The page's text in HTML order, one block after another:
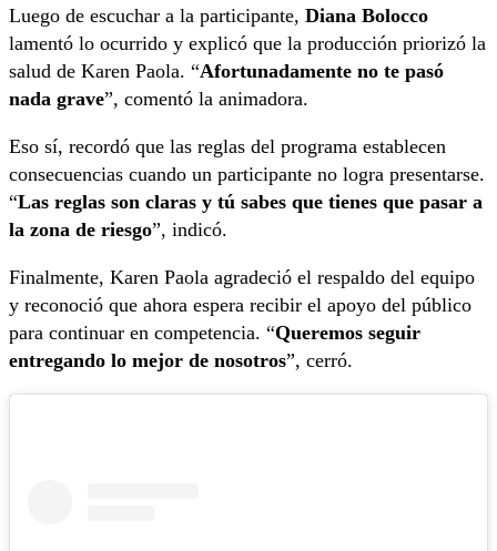
Luego de escuchar a la participante, Diana Bolocco
lamentó lo ocurrido y explicó que la producción priorizó la
salud de Karen Paola. “Afortunadamente no te pasó
nada grave”, comentó la animadora.
Eso sí, recordó que las reglas del programa establecen
consecuencias cuando un participante no logra presentarse.
“Las reglas son claras y tú sabes que tienes que pasar a
la zona de riesgo”, indicó.
Finalmente, Karen Paola agradeció el respaldo del equipo
y reconoció que ahora espera recibir el apoyo del público
para continuar en competencia. “Queremos seguir
entregando lo mejor de nosotros”, cerró.